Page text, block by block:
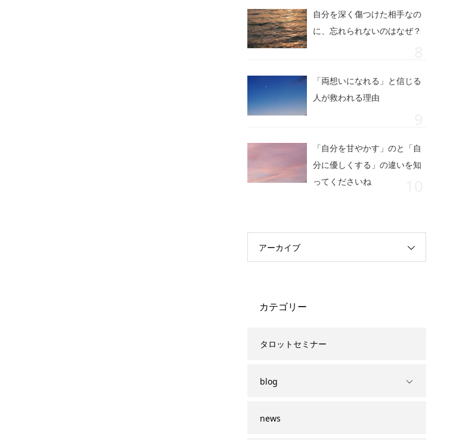
自分を深く傷つけた相手なの
に、忘れられないのはなぜ？
「両想いになれる」と信じる
人が救われる理由
「自分を甘やかす」のと「自
分に優しくする」の違いを知
ってくださいね
アーカイブ
カテゴリー
タロットセミナー
blog
news